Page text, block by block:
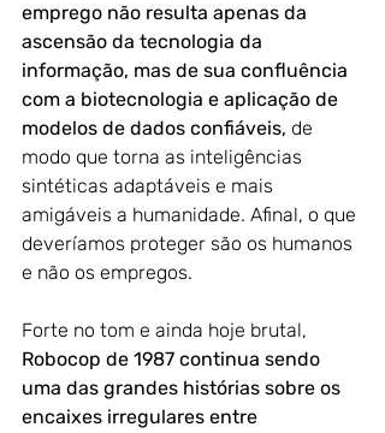
emprego não resulta apenas da
ascensão da tecnologia da
informação, mas de sua confluência
com a biotecnologia e aplicação de
modelos de dados confiáveis, de
modo que torna as inteligências
sintéticas adaptáveis e mais
amigáveis a humanidade. Afinal, o que
deveríamos proteger são os humanos
e não os empregos.
Forte no tom e ainda hoje brutal,
Robocop de 1987 continua sendo
uma das grandes histórias sobre os
encaixes irregulares entre